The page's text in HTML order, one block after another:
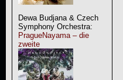
Dewa Budjana & Czech
Symphony Orchestra:
PragueNayama – die
zweite